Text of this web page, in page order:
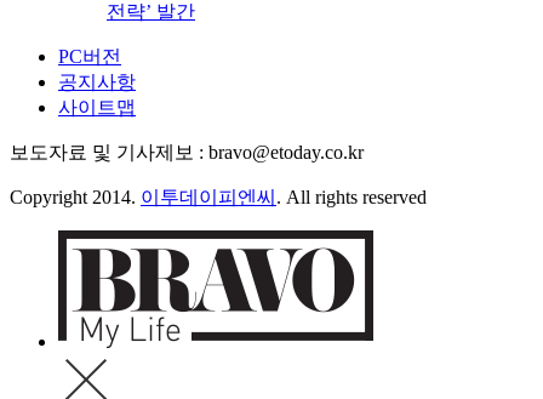
전략’ 발간
PC버전
공지사항
사이트맵
보도자료 및 기사제보 : bravo@etoday.co.kr
Copyright 2014. 이투데이피엔씨 . All rights reserved